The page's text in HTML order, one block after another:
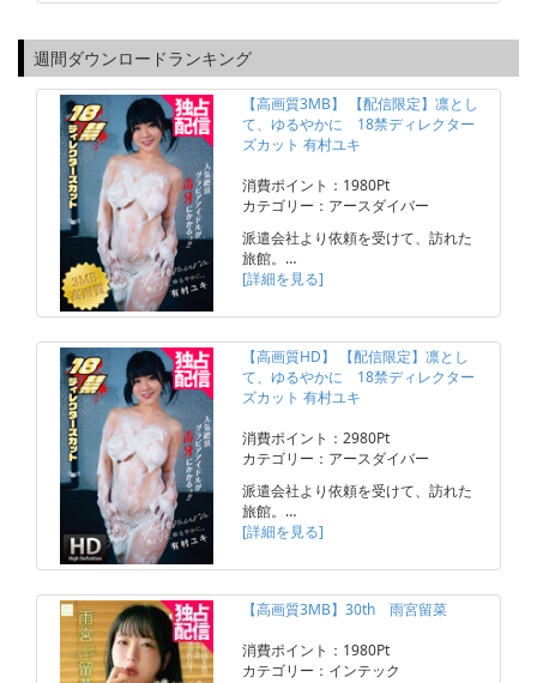
週間ダウンロードランキング
【高画質3MB】 【配信限定】凛とし
て、ゆるやかに 18禁ディレクター
ズカット 有村ユキ
消費ポイント：1980Pt
カテゴリー：アースダイバー
派遣会社より依頼を受けて、訪れた
旅館。…
[詳細を見る]
【高画質HD】 【配信限定】凛とし
て、ゆるやかに 18禁ディレクター
ズカット 有村ユキ
消費ポイント：2980Pt
カテゴリー：アースダイバー
派遣会社より依頼を受けて、訪れた
旅館。…
[詳細を見る]
【高画質3MB】30th 雨宮留菜
消費ポイント：1980Pt
カテゴリー：インテック